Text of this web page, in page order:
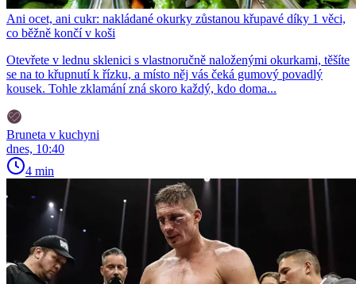
Ani ocet, ani cukr: nakládané okurky zůstanou křupavé díky 1 věci,
co běžně končí v koši
Otevřete v lednu sklenici s vlastnoručně naloženými okurkami, těšíte
se na to křupnutí k řízku, a místo něj vás čeká gumový povadlý
kousek. Tohle zklamání zná skoro každý, kdo doma...
Bruneta v kuchyni
dnes, 10:40
4 min